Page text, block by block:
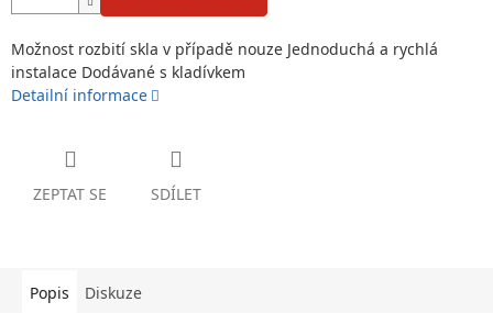
Možnost rozbití skla v případě nouze Jednoduchá a rychlá
instalace Dodávané s kladívkem
Detailní informace
ZEPTAT SE SDÍLET
Popis Diskuze